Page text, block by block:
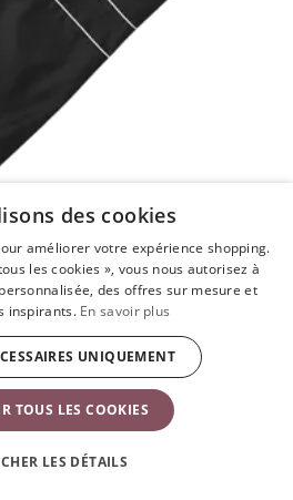
des cookies
améliorer votre expérience shopping.
les cookies », vous nous autorisez à
des offres sur mesure et
inspirants. En savoir plus
TOUS LES COOKIES
UNIQUEMENT
LES DÉTAILS